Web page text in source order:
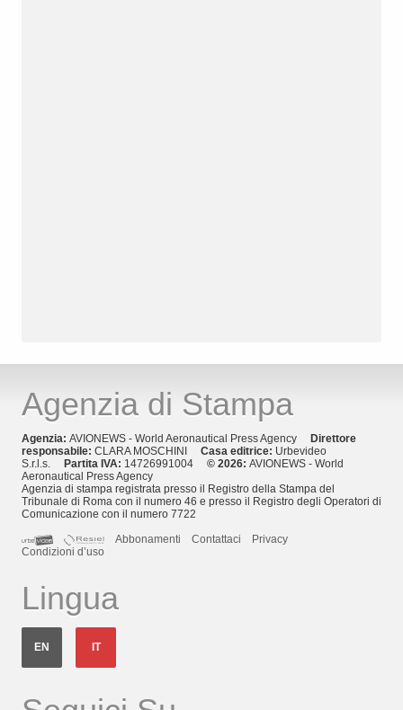
Agenzia di Stampa
Agenzia: AVIONEWS - World Aeronautical Press Agency
Direttore
responsabile: CLARA MOSCHINI Casa editrice: Urbevideo
S.r.l.s.
Partita IVA: 14726991004 © 2026: AVIONEWS - World
Aeronautical Press Agency
Agenzia di stampa registrata presso il Registro della Stampa del
Tribunale di Roma con il numero 46 e presso il Registro degli Operatori di
Comunicazione con il numero 7722
Abbonamenti
Contattaci
Privacy
Condizioni d’uso
Lingua
EN IT